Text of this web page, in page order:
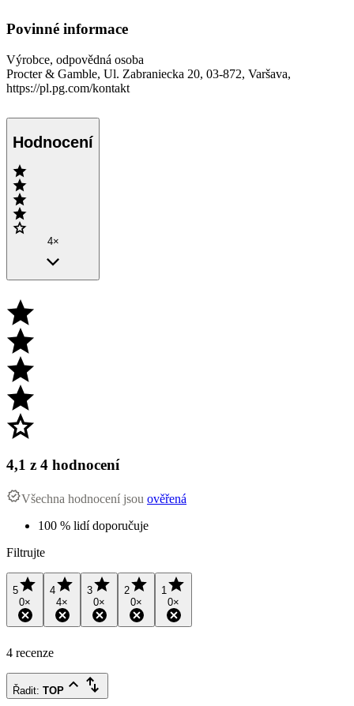
Povinné informace
Výrobce, odpovědná osoba
Procter & Gamble, Ul. Zabraniecka 20, 03-872, Varšava,
https://pl.pg.com/kontakt
Hodnocení
4×
4,1 z 4 hodnocení
Všechna hodnocení jsou ověřená
100 % lidí doporučuje
Filtrujte
5
0×
4
4×
3
0×
2
0×
1
0×
4 recenze
Řadit: TOP